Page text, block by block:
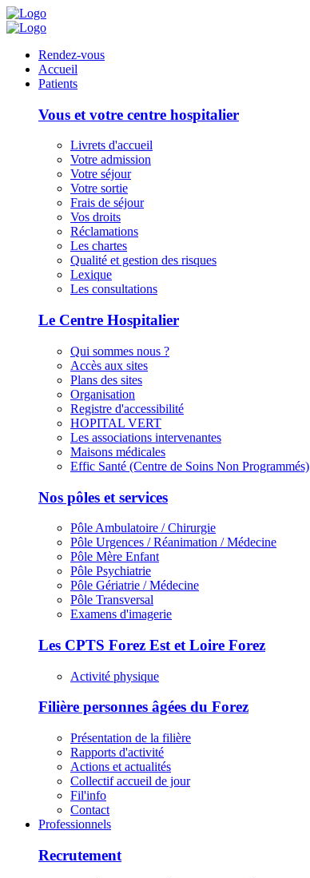
Rendez-vous
Accueil
Patients
Vous et votre centre hospitalier
Livrets d'accueil
Votre admission
Votre séjour
Votre sortie
Frais de séjour
Vos droits
Réclamations
Les chartes
Qualité et gestion des risques
Lexique
Les consultations
Le Centre Hospitalier
Qui sommes nous ?
Accès aux sites
Plans des sites
Organisation
Registre d'accessibilité
HOPITAL VERT
Les associations intervenantes
Maisons médicales
Effic Santé (Centre de Soins Non Programmés)
Nos pôles et services
Pôle Ambulatoire / Chirurgie
Pôle Urgences / Réanimation / Médecine
Pôle Mère Enfant
Pôle Psychiatrie
Pôle Gériatrie / Médecine
Pôle Transversal
Examens d'imagerie
Les CPTS Forez Est et Loire Forez
Activité physique
Filière personnes âgées du Forez
Présentation de la filière
Rapports d'activité
Actions et actualités
Collectif accueil de jour
Fil'info
Contact
Professionnels
Recrutement
Panneau de gestion des cookies